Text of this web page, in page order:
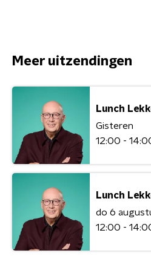
Meer uitzendingen
Lunch
Gisteren
12:00 -
Lunch
do 6
12:00 -